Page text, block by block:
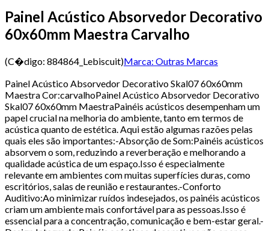
Painel Acústico Absorvedor Decorativo
60x60mm Maestra Carvalho
(C�digo: 884864_Lebiscuit)Marca: Outras Marcas
Painel Acústico Absorvedor Decorativo Skal07 60x60mm
Maestra Cor:carvalhoPainel Acústico Absorvedor Decorativo
Skal07 60x60mm MaestraPainéis acústicos desempenham um
papel crucial na melhoria do ambiente, tanto em termos de
acústica quanto de estética. Aqui estão algumas razões pelas
quais eles são importantes:-Absorção de Som:Painéis acústicos
absorvem o som, reduzindo a reverberação e melhorando a
qualidade acústica de um espaço.Isso é especialmente
relevante em ambientes com muitas superfícies duras, como
escritórios, salas de reunião e restaurantes.-Conforto
Auditivo:Ao minimizar ruídos indesejados, os painéis acústicos
criam um ambiente mais confortável para as pessoas.Isso é
essencial para a concentração, comunicação e bem-estar geral.-